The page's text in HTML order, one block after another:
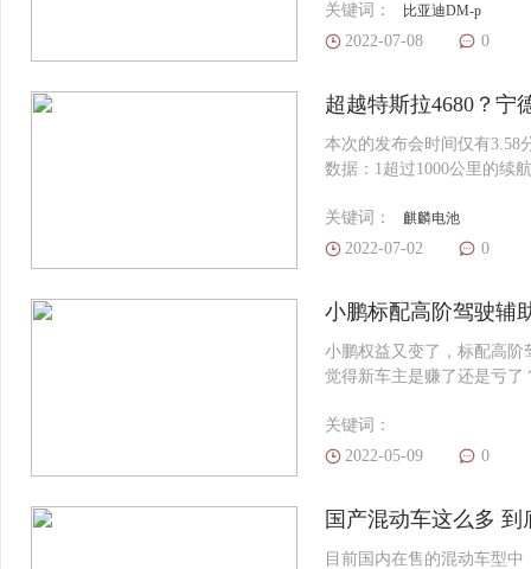
关键词： 比亚迪DM-p
2022-07-08 0
超越特斯拉4680？宁
本次的发布会时间仅有3.58
数据：1超过1000公里的续
关键词：
麒麟电池
2022-07-02 0
小鹏标配高阶驾驶辅
小鹏权益又变了，标配高
觉得新车主是赚了还是亏了
关键词：
2022-05-09
0
国产混动车这么多
目前国内在售的混动车型